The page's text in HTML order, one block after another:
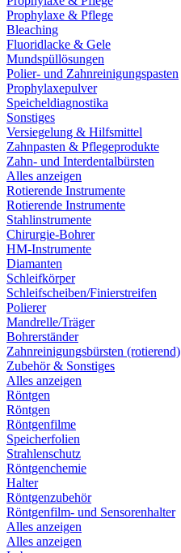
Prophylaxe & Pflege
Bleaching
Fluoridlacke & Gele
Mundspüllösungen
Polier- und Zahnreinigungspasten
Prophylaxepulver
Speicheldiagnostika
Sonstiges
Versiegelung & Hilfsmittel
Zahnpasten & Pflegeprodukte
Zahn- und Interdentalbürsten
Alles anzeigen
Rotierende Instrumente
Rotierende Instrumente
Stahlinstrumente
Chirurgie-Bohrer
HM-Instrumente
Diamanten
Schleifkörper
Schleifscheiben/Finierstreifen
Polierer
Mandrelle/Träger
Bohrerständer
Zahnreinigungsbürsten (rotierend)
Zubehör & Sonstiges
Alles anzeigen
Röntgen
Röntgen
Röntgenfilme
Speicherfolien
Strahlenschutz
Röntgenchemie
Halter
Röntgenzubehör
Röntgenfilm- und Sensorenhalter
Alles anzeigen
Alles anzeigen